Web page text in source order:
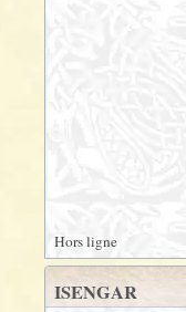
Hors ligne
ISENGAR